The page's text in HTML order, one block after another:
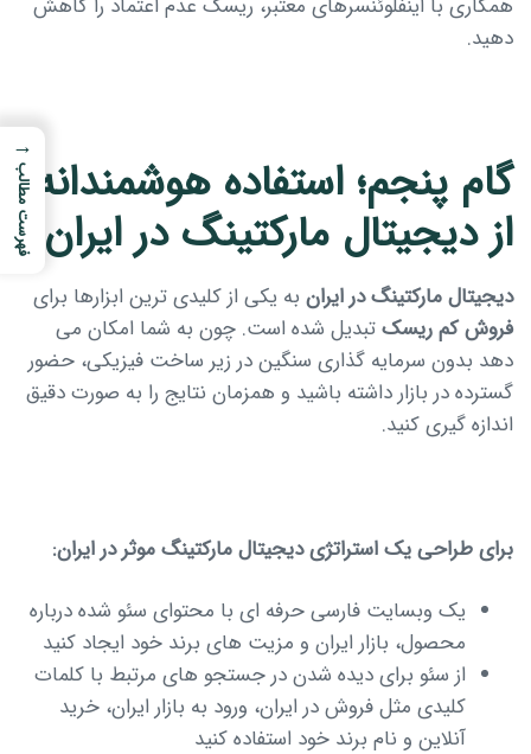
دهید.
گام پنجم؛ استفاده هوشمندانه
از دیجیتال مارکتینگ در ایران
دیجیتال مارکتینگ در ایران به یکی از کلیدی ترین ابزارها برای
فروش کم ریسکتبدیل شده است. چون به شما امکان می
دهد بدون سرمایه گذاری سنگین در زیر ساخت فیزیکی، حضور
گسترده در بازار داشته باشید و همزمان نتایج را به صورت دقیق
اندازه گیری کنید.
برای طراحی یک استراتژی دیجیتال مارکتینگ موثر در ایران:
یک وبسایت فارسی حرفه ای با محتوای سئو شده درباره
محصول، بازار ایران و مزیت های برند خود ایجاد کنید
از سئو برای دیده شدن در جستجو های مرتبط با کلمات
کلیدی مثل فروش در ایران، ورود به بازار ایران، خرید
آنلاین و نام برند خود استفاده کنید
→
فهرست مطالب